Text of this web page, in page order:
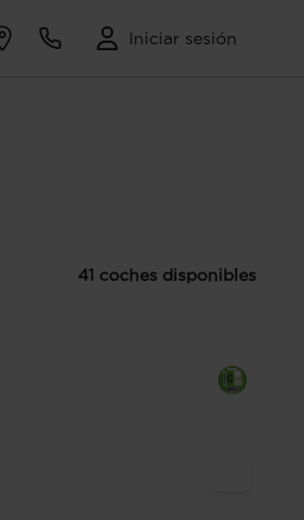
Iniciar sesión
41 coches disponibles